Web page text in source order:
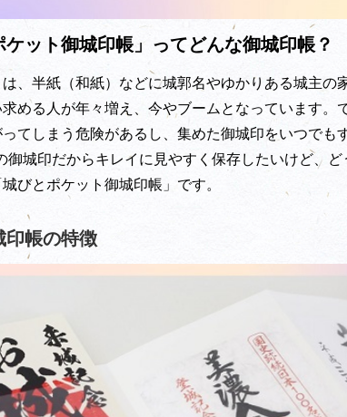
ット御城印帳」ってどんな御城印帳？
、半紙（和紙）などに城郭名やゆかりある城主の
める人が年々増え、今やブームとなっています。
てしまう危険があるし、集めた御城印をいつでも
城印だからキレイに見やすく保存したいけど、
びとポケット御城印帳」です。
印帳の特徴